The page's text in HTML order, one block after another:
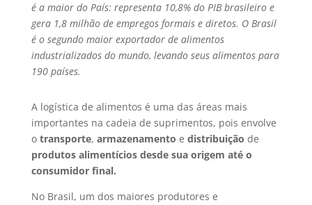
é a maior do País: representa 10,8% do PIB brasileiro e
gera 1,8 milhão de empregos formais e diretos. O Brasil
é o segundo maior exportador de alimentos
industrializados do mundo, levando seus alimentos para
190 países.
A logística de alimentos é uma das áreas mais
importantes na cadeia de suprimentos, pois envolve
o transporte, armazenamento e distribuição de
produtos alimentícios desde sua origem até o
consumidor final.
No Brasil, um dos maiores produtores e